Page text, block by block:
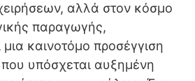
αλλά στον κόσμο
παραγωγής,
καινοτόμο προσέγγιση
υπόσχεται αυξημένη